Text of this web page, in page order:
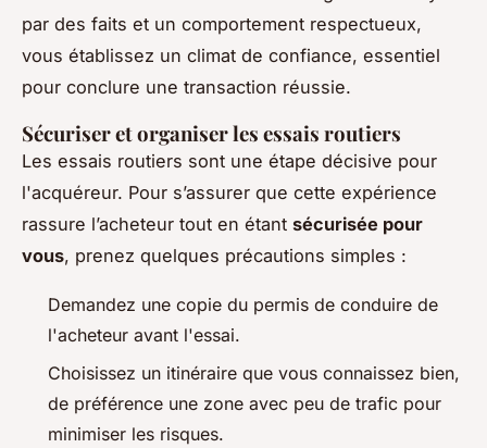
par des faits et un comportement respectueux,
vous établissez un climat de confiance, essentiel
pour conclure une transaction réussie.
Sécuriser et organiser les essais routiers
Les essais routiers sont une étape décisive pour
l'acquéreur. Pour s’assurer que cette expérience
rassure l’acheteur tout en étant sécurisée pour
vous, prenez quelques précautions simples :
Demandez une copie du permis de conduire de
l'acheteur avant l'essai.
Choisissez un itinéraire que vous connaissez bien,
de préférence une zone avec peu de trafic pour
minimiser les risques.